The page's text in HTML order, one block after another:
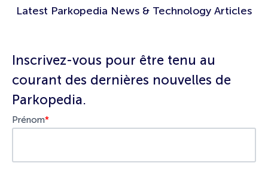
Latest Parkopedia News & Technology Articles
Inscrivez-vous pour être tenu au
courant des dernières nouvelles de
Parkopedia.
Prénom*